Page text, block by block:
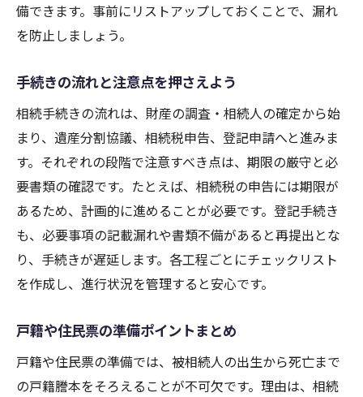
備できます。事前にリストアップしておくことで、漏れ
を防止しましょう。
手続きの流れと注意点を押さえよう
相続手続きの流れは、財産の調査・相続人の確定から始
まり、遺産分割協議、相続税申告、登記申請へと進みま
す。それぞれの段階で注意すべき点は、期限の厳守と必
要書類の確認です。たとえば、相続税の申告には期限が
あるため、計画的に進めることが必要です。登記手続き
も、必要事項の記載漏れや書類不備があると再提出とな
り、手続きが遅延します。各工程ごとにチェックリスト
を作成し、進行状況を管理すると安心です。
戸籍や住民票の準備ポイントまとめ
戸籍や住民票の準備では、被相続人の出生から死亡まで
の戸籍謄本をそろえることが不可欠です。理由は、相続